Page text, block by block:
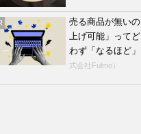
売る商品が無い
上げ可能」って
わず「なるほど
式会社Fulmo）